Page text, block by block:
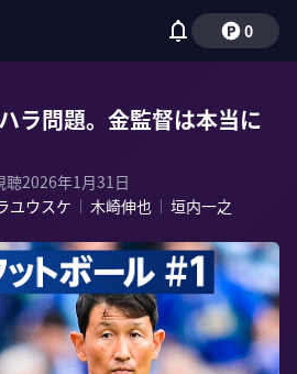
0
ラ問題。金監督は本当に
聴2026年1月31日
ユウスケ ｜ 木崎伸也 ｜ 垣内一之